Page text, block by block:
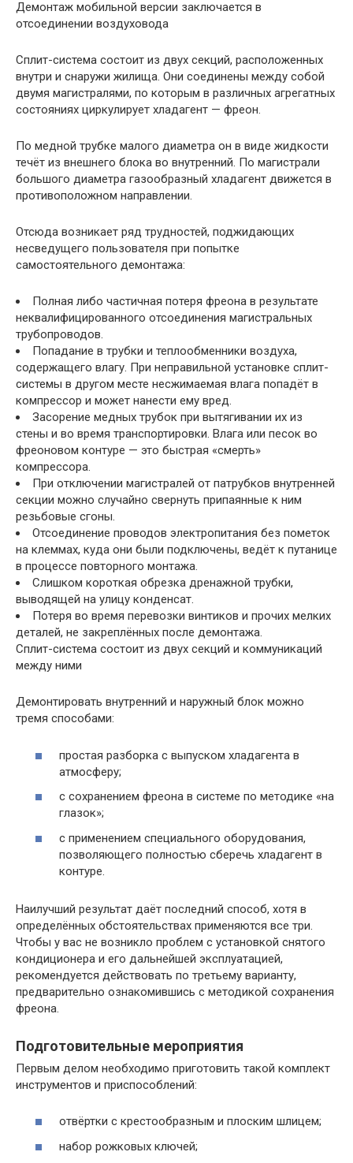
Демонтаж мобильной версии заключается в
отсоединении воздуховода
Сплит-система состоит из двух секций, расположенных
внутри и снаружи жилища. Они соединены между собой
двумя магистралями, по которым в различных агрегатных
состояниях циркулирует хладагент — фреон.
По медной трубке малого диаметра он в виде жидкости
течёт из внешнего блока во внутренний. По магистрали
большого диаметра газообразный хладагент движется в
противоположном направлении.
Отсюда возникает ряд трудностей, поджидающих
несведущего пользователя при попытке
самостоятельного демонтажа:
Полная либо частичная потеря фреона в результате
неквалифицированного отсоединения магистральных
трубопроводов.
Попадание в трубки и теплообменники воздуха,
содержащего влагу. При неправильной установке сплит-
системы в другом месте несжимаемая влага попадёт в
компрессор и может нанести ему вред.
Засорение медных трубок при вытягивании их из
стены и во время транспортировки. Влага или песок во
фреоновом контуре — это быстрая «смерть»
компрессора.
При отключении магистралей от патрубков внутренней
секции можно случайно свернуть припаянные к ним
резьбовые сгоны.
Отсоединение проводов электропитания без пометок
на клеммах, куда они были подключены, ведёт к путанице
в процессе повторного монтажа.
Слишком короткая обрезка дренажной трубки,
выводящей на улицу конденсат.
Потеря во время перевозки винтиков и прочих мелких
деталей, не закреплённых после демонтажа.
Сплит-система состоит из двух секций и коммуникаций
между ними
Демонтировать внутренний и наружный блок можно
тремя способами:
простая разборка с выпуском хладагента в
атмосферу;
с сохранением фреона в системе по методике «на
глазок»;
с применением специального оборудования,
позволяющего полностью сберечь хладагент в
контуре.
Наилучший результат даёт последний способ, хотя в
определённых обстоятельствах применяются все три.
Чтобы у вас не возникло проблем с установкой снятого
кондиционера и его дальнейшей эксплуатацией,
рекомендуется действовать по третьему варианту,
предварительно ознакомившись с методикой сохранения
фреона.
Подготовительные мероприятия
Первым делом необходимо приготовить такой комплект
инструментов и приспособлений:
отвёртки с крестообразным и плоским шлицем;
набор рожковых ключей;